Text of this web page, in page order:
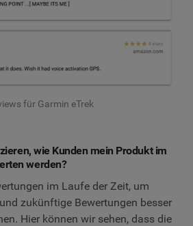
für Garmin eTrek
wie Kunden mein Produkt im
werden?
im Laufe der Zeit, um
zukünftige Bewertungen besser
Hier können wir sehen, dass die